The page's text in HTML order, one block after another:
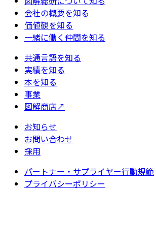
会社の概要を知る
価値観を知る
一緒に働く仲間を知る
共通言語を知る
実績を知る
本を知る
事業
図解商店↗
お知らせ
お問い合わせ
採用
パートナー・サプライヤー行動規範
プライバシーポリシー